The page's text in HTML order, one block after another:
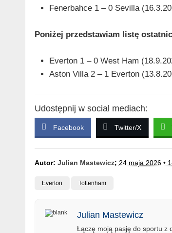
Fenerbahce 1 – 0 Sevilla
Poniżej przedstawiam listę
Everton 1 – 0 West Ham
Aston Villa 2 – 1 Everton
Udostępnij w social mediach:
Facebook Twitter/X
Autor: Julian Mastewicz; 24 maja 2026 •
Everton Tottenham
Julian Mastewicz
Łączę moją pasję do sportu z